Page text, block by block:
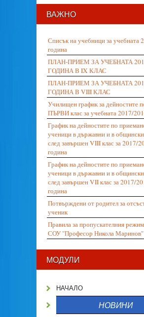
ВАЖНО
Списък на учебници за учебната
година
ПЛАН-ПРИЕМ ЗА УЧЕБНАТА
ГОДИНА В IX КЛАС
ПЛАН-ПРИЕМ ЗА УЧЕБНАТА
ГОДИНА В VIII КЛАС
Училищен график за дейностите
ПЪРВИ клас за учебната 2017/
График на дейностите по
ученици в държавни и в
след завършен VIII клас за 2017/
година
График на дейностите по
ученици в държавни и в
след завършен VII клас за 2017/
година
Потвърждени от родител за
ученик
Правила за пропускателния
СОУ "Професор Никола Маринов"
МОДУЛИ
НАЧАЛО
НОВИНИ